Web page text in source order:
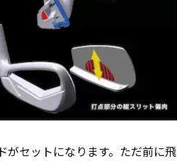
がセットになります。ただ前に飛